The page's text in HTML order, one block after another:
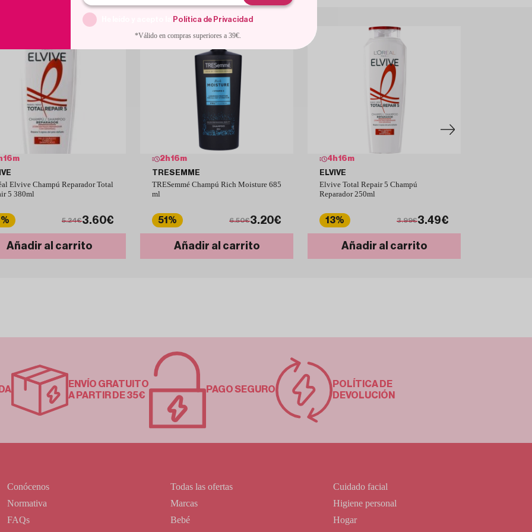
16m
Elvive Champú Reparador Total
5 380ml
5.24€3.60€
Añadir al carrito
2 h16m
TRESEMME
TRESemmé Champú Rich Moisture 685
ml
51% 6.50€3.20€
Añadir al carrito
4 h16m
ELVIVE
Elvive Total Repair 5 Champú
Reparador 250ml
13% 3.99€3.49€
Añadir al carrito
ENVÍO GRATUITO
A PARTIR DE 35€
PAGO SEGURO
POLÍTICA DE
DEVOLUCIÓN
Conócenos
Normativa
FAQs
Todas las ofertas
Marcas
Bebé
Cuidado facial
Higiene personal
Hogar
Política de Privacidad
*Válido en compras superiores a 39€.